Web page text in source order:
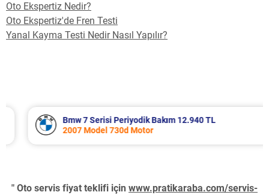
Oto Ekspertiz Nedir?
Oto Ekspertiz'de Fren Testi
Yanal Kayma Testi Nedir Nasıl Yapılır?
Bmw 7 Serisi Periyodik Bakım 12.940 TL
2007 Model 730d Motor
" Oto servis fiyat teklifi için www.pratikaraba.com/servis-